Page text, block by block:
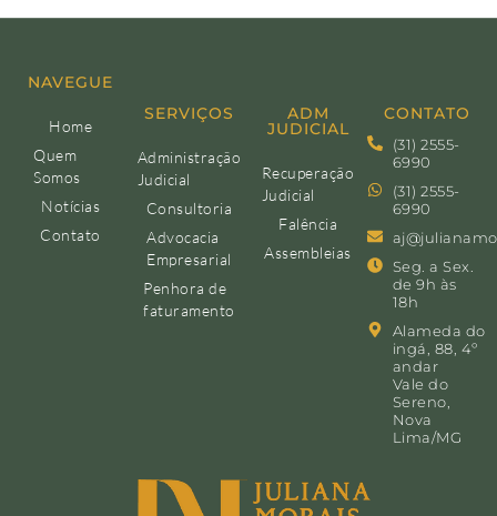
NAVEGUE
Home
Quem
Somos
Notícias
Contato
SERVIÇOS
Administração
Judicial
Consultoria
Advocacia
Empresarial
Penhora de
faturamento
ADM
JUDICIAL
Recuperação
Judicial
Falência
Assembleias
CONTATO
(31) 2555-
6990
(31) 2555-
6990
Seg. a Sex.
de 9h às
18h
Alameda do
ingá, 88, 4º
andar
Vale do
Sereno,
Nova
Lima/MG